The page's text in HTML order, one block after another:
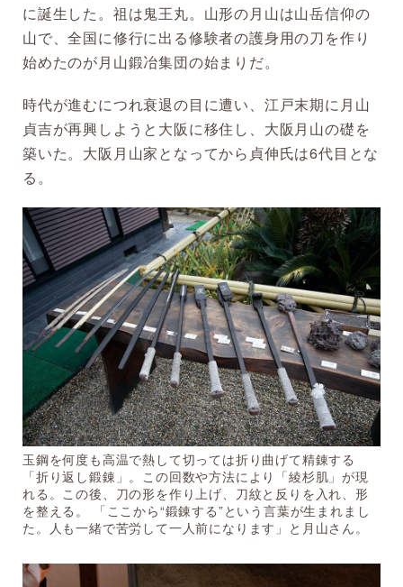
に誕生した。祖は鬼王丸。山形の月山は山岳信仰の
山で、全国に修行に出る修験者の護身用の刀を作り
始めたのが月山鍛冶集団の始まりだ。
時代が進むにつれ衰退の目に遭い、江戸末期に月山
貞吉が再興しようと大阪に移住し、大阪月山の礎を
築いた。大阪月山家となってから貞伸氏は6代目とな
る。
玉鋼を何度も高温で熱して切っては折り曲げて精錬する
「折り返し鍛錬」。この回数や方法により「綾杉肌」が現
れる。この後、刀の形を作り上げ、刀紋と反りを入れ、形
を整える。 「ここから“鍛錬する”という言葉が生まれまし
た。人も一緒で苦労して一人前になります」と月山さん。